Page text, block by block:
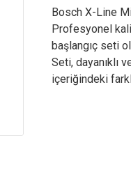
Bosch X-Line
Profesyonel
başlangıç seti
Seti, dayanıklı
içeriğindeki